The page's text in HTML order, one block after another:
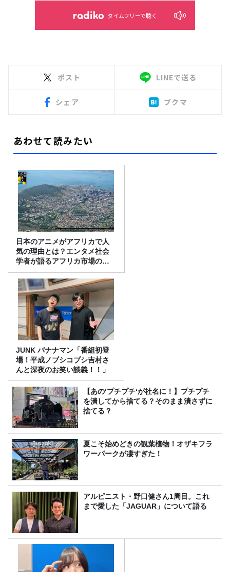
タイムフリーで聴く
ポスト LINEで送る
シェア ブクマ
あわせて読みたい
日本のアニメがアフリカで人
気の理由とは？エンタメ社会
学者が語るアフリカ市場のリ
アル
JUNK バナナマン「番組初登
場！平成ノブシコブシ吉村さ
んと深夜のお笑い談義！！」
【あの‘プチプチ‘が社名に！】プチプチ
を潰してから捨てる？そのまま潰さずに
捨てる？
夏こそ始めどきの観葉植物！オザキフラ
ワーパークが凄すぎた！
アルピニスト・野口健さん1周目。これ
まで愛した「JAGUAR」について語る